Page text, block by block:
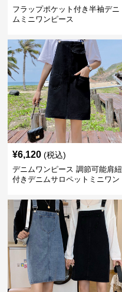
フラップポケット付き半袖デニ
ムミニワンピース
¥6,120 (税込)
デニムワンピース 調節可能肩紐
付きデニムサロペットミニワン